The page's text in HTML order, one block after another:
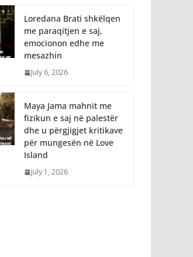
Loredana Brati shkëlqen
me paraqitjen e saj,
emocionon edhe me
mesazhin
July 6, 2026
Maya Jama mahnit me
fizikun e saj në palestër
dhe u përgjigjet kritikave
për mungesën në Love
Island
July 1, 2026